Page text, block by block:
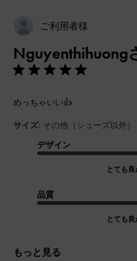
ご利用者様
めっちゃいい👍
サイズ: その他（シューズ以外）
デザイン
とても
品質
とても
もっと見る